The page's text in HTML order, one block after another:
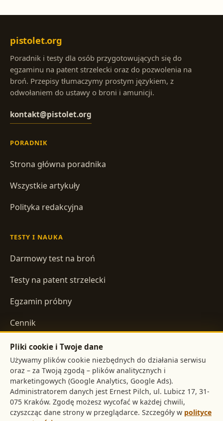
pistolet.org
Poradnik i testy dla osób przygotowujących się do
egzaminu na patent strzelecki oraz do pozwolenia na
broń. Przepisy tłumaczymy prostym językiem, z
odwołaniem do ustawy o broni i amunicji.
kontakt@pistolet.org
PORADNIK
Strona główna poradnika
Wszystkie artykuły
Polityka redakcyjna
TESTY I NAUKA
Darmowy test na broń
Testy na patent strzelecki
Egzamin próbny
Cennik
INFORMACJE
Regulamin
Polityka prywatności
Pliki cookie i Twoje dane
Używamy plików cookie niezbędnych do działania serwisu
oraz – za Twoją zgodą – plików analitycznych i
marketingowych (Google Analytics, Google Ads).
Administratorem danych jest
,
. Zgodę możesz wycofać w każdej chwili,
czyszcząc dane strony w przeglądarce. Szczegóły w polityce